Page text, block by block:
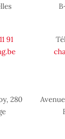
91
280